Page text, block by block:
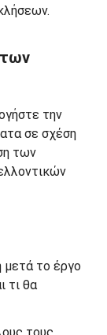
την
σε σχέση
των
μετά το έργο
τι θα
τους